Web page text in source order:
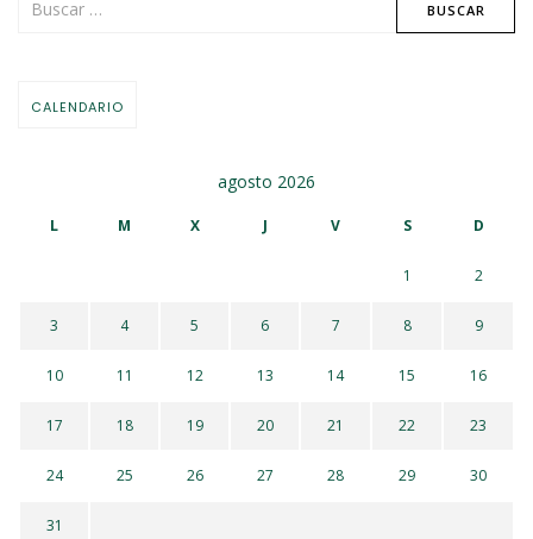
CALENDARIO
agosto 2026
L M X J V S D
1 2
3 4 5 6 7 8 9
10 11 12 13 14 15 16
17 18 19 20 21 22 23
24 25 26 27 28 29 30
31